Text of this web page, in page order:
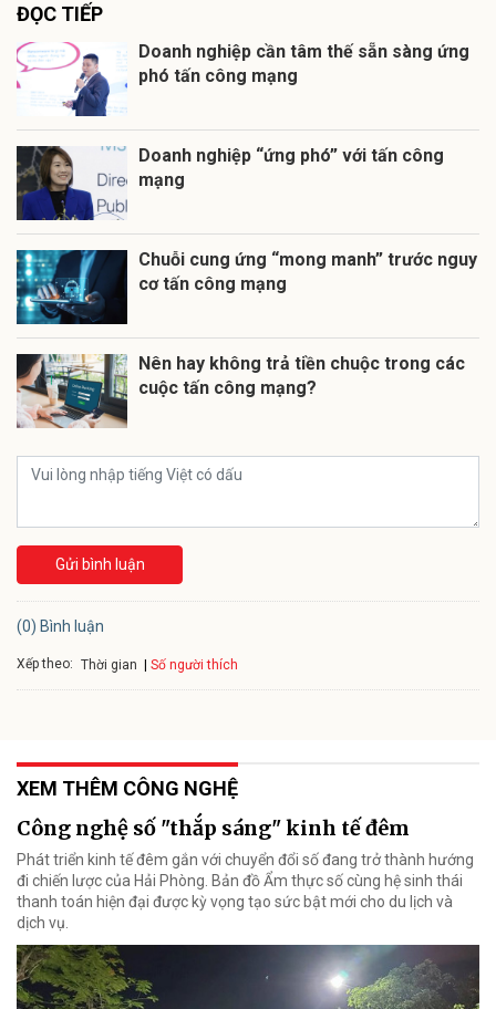
ĐỌC TIẾP
Doanh nghiệp cần tâm thế sẵn sàng ứng
phó tấn công mạng
Doanh nghiệp “ứng phó” với tấn công
mạng
Chuỗi cung ứng “mong manh” trước nguy
cơ tấn công mạng
Nên hay không trả tiền chuộc trong các
cuộc tấn công mạng?
Gửi bình luận
(0) Bình luận
Xếp theo: Thời gian Số người thích
XEM THÊM CÔNG NGHỆ
Công nghệ số "thắp sáng" kinh tế đêm
Phát triển kinh tế đêm gắn với chuyển đổi số đang trở thành hướng
đi chiến lược của Hải Phòng. Bản đồ Ẩm thực số cùng hệ sinh thái
thanh toán hiện đại được kỳ vọng tạo sức bật mới cho du lịch và
dịch vụ.